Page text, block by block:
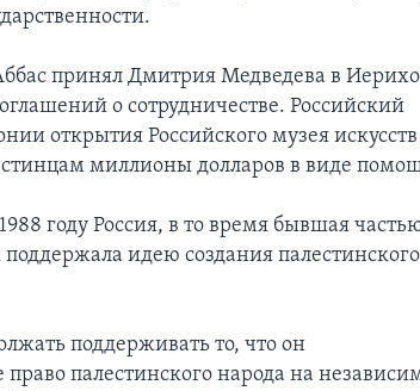
принял Дмитрия Медведева в
о сотрудничестве. Российский
открытия Российского музея искусств
миллионы долларов в виде
году Россия, в то время бывшая
идею создания палестинского
поддерживать то, что он
палестинского народа на